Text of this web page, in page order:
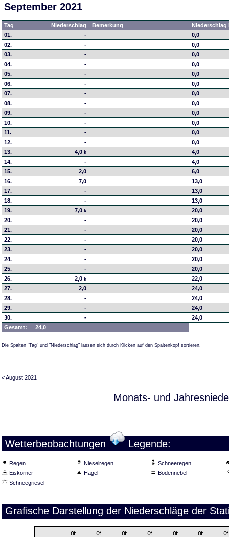
September 2021
Tag Niederschlag Bemerkung
01.
-
0,0
02.
-
0,0
03.
-
0,0
04.
-
0,0
05.
-
0,0
06.
-
0,0
07.
-
0,0
08.
-
0,0
09.
-
0,0
10.
-
0,0
11.
-
0,0
12.
-
0,0
13.
4,0k
4,0
14.
-
4,0
15.
2,0
6,0
16.
7,0
13,0
17.
-
13,0
18.
-
13,0
19.
7,0k
20,0
20.
-
20,0
21.
-
20,0
22.
-
20,0
23.
-
20,0
24.
-
20,0
25.
-
20,0
26.
2,0k
22,0
27.
2,0
24,0
28.
-
24,0
29.
-
24,0
30.
-
24,0
Gesamt:
24,0
Die Spalten "Tag" und "Niederschlag" lassen sich durch Klicken auf den Spaltenkopf sortieren.
< August 2021
Monats- und
Wetterbeobachtungen Legende:
Regen Nieselregen
Schneeregen
Eiskörner
Hagel
Bodennebel
Schneegriesel
Grafische Darstellung der Niederschläge der